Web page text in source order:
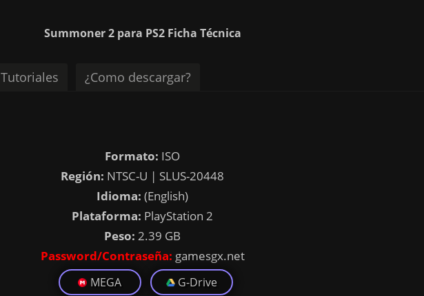
Summoner 2 para PS2 Ficha Técnica
Tutoriales ¿Como descargar?
Formato: ISO
Región: NTSC-U | SLUS-20448
Idioma: (English)
Plataforma: PlayStation 2
Peso: 2.39 GB
Password/Contraseña: gamesgx.net
MEGA G-Drive